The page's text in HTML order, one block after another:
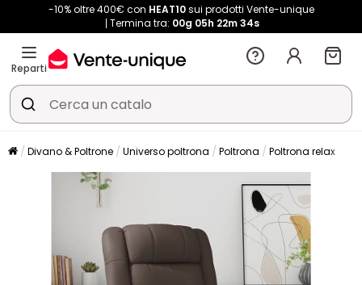
-10% oltre 400€ con HEAT10sui prodotti Vente-unique
Termina tra: 00g 05h 22m 33s
Reparti
Divano & Poltrone Universo poltrona Poltrona Poltrona relax